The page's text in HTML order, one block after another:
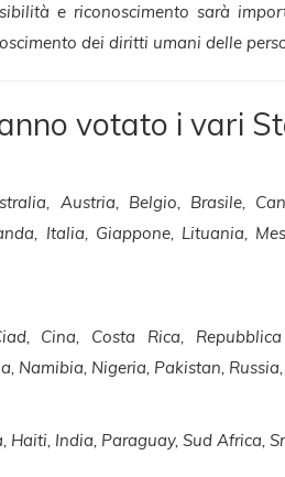
e riconoscimento sarà
dei diritti umani delle
votato i vari
Austria, Belgio, Brasile,
Italia, Giappone, Lituania,
Cina, Costa Rica,
Namibia, Nigeria, Pakistan,
Haiti, India, Paraguay, Sud Africa,